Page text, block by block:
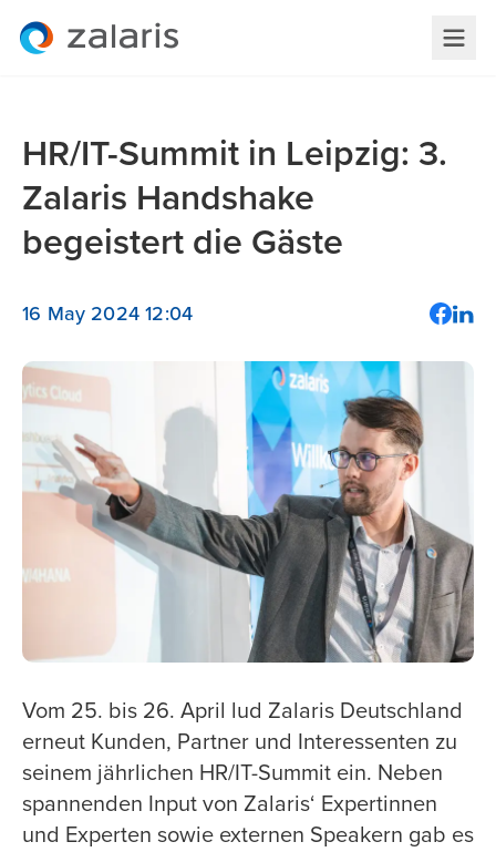
HR/IT-Summit in Leipzig: 3.
Zalaris Handshake
begeistert die Gäste
16 May 2024 12:04
Vom 25. bis 26. April lud Zalaris Deutschland
erneut Kunden, Partner und Interessenten zu
seinem jährlichen HR/IT-Summit ein. Neben
spannenden Input von Zalaris‘ Expertinnen
und Experten sowie externen Speakern gab es